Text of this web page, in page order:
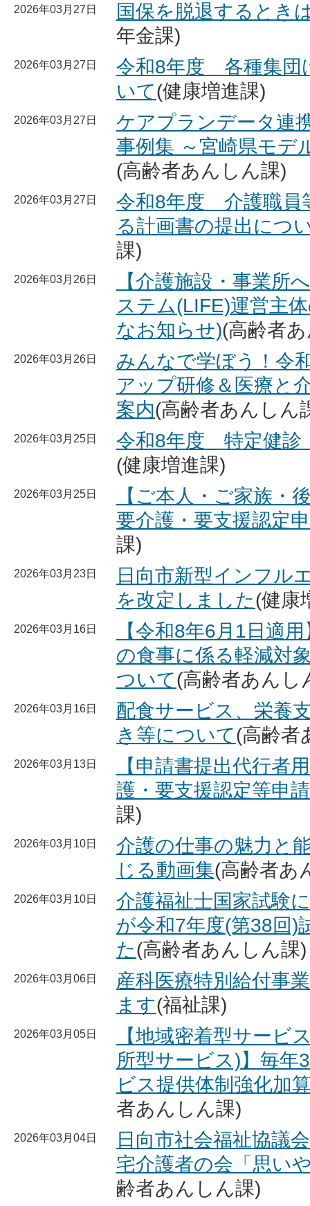
2026年03月27日
国保を脱退するとき
年金課)
2026年03月27日
令和8年度 各種集団
いて(健康増進課)
2026年03月27日
ケアプランデータ連
事例集 ～宮崎県モデ
(高齢者あんしん課)
2026年03月27日
令和8年度 介護職員
る計画書の提出につ
課)
2026年03月26日
【介護施設・事業所
ステム(LIFE)運営主
なお知らせ)(高齢者
2026年03月26日
みんなで学ぼう！令
アップ研修＆医療と
案内(高齢者あんしん
2026年03月25日
令和8年度 特定健診
(健康増進課)
2026年03月25日
【ご本人・ご家族
要介護・要支援認定
課)
2026年03月23日
日向市新型インフル
を改定しました(健康
2026年03月16日
【令和8年6月1日適
の食事に係る軽減対
ついて(高齢者あんし
2026年03月16日
配食サービス、栄養
き等について(高齢者
2026年03月13日
【申請書提出代行
護・要支援認定等申
課)
2026年03月10日
介護の仕事の魅力と
じる動画集(高齢者あ
2026年03月10日
介護福祉士国家試験
が令和7年度(第38回)
た(高齢者あんしん課)
2026年03月06日
産科医療特別給付事
ます(福祉課)
2026年03月05日
【地域密着型サービ
所型サービス)】毎年
ビス提供体制強化加
者あんしん課)
2026年03月04日
日向市社会福祉協議
宅介護者の会「思い
齢者あんしん課)